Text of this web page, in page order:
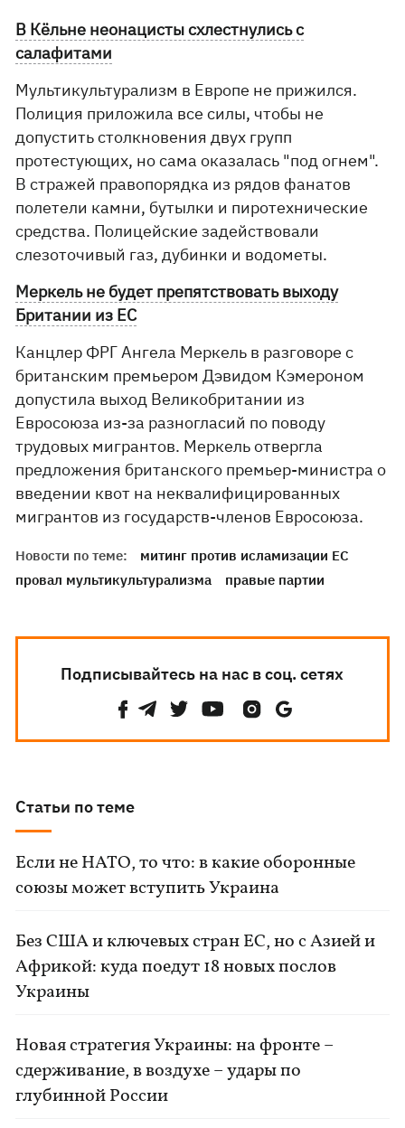
В Кёльне неонацисты схлестнулись с
салафитами
Мультикультурализм в Европе не прижился.
Полиция приложила все силы, чтобы не
допустить столкновения двух групп
протестующих, но сама оказалась "под огнем".
В стражей правопорядка из рядов фанатов
полетели камни, бутылки и пиротехнические
средства. Полицейские задействовали
слезоточивый газ, дубинки и водометы.
Меркель не будет препятствовать выходу
Британии из ЕС
Канцлер ФРГ Ангела Меркель в разговоре с
британским премьером Дэвидом Кэмероном
допустила выход Великобритании из
Евросоюза из-за разногласий по поводу
трудовых мигрантов. Меркель отвергла
предложения британского премьер-министра о
введении квот на неквалифицированных
мигрантов из государств-членов Евросоюза.
Новости по теме:
митинг против исламизации ЕС
провал мультикультурализма
правые партии
Подписывайтесь на нас в соц. сетях
Статьи по теме
Если не НАТО, то что: в какие оборонные
союзы может вступить Украина
Без США и ключевых стран ЕС, но с Азией и
Африкой: куда поедут 18 новых послов
Украины
Новая стратегия Украины: на фронте –
сдерживание, в воздухе – удары по
глубинной России